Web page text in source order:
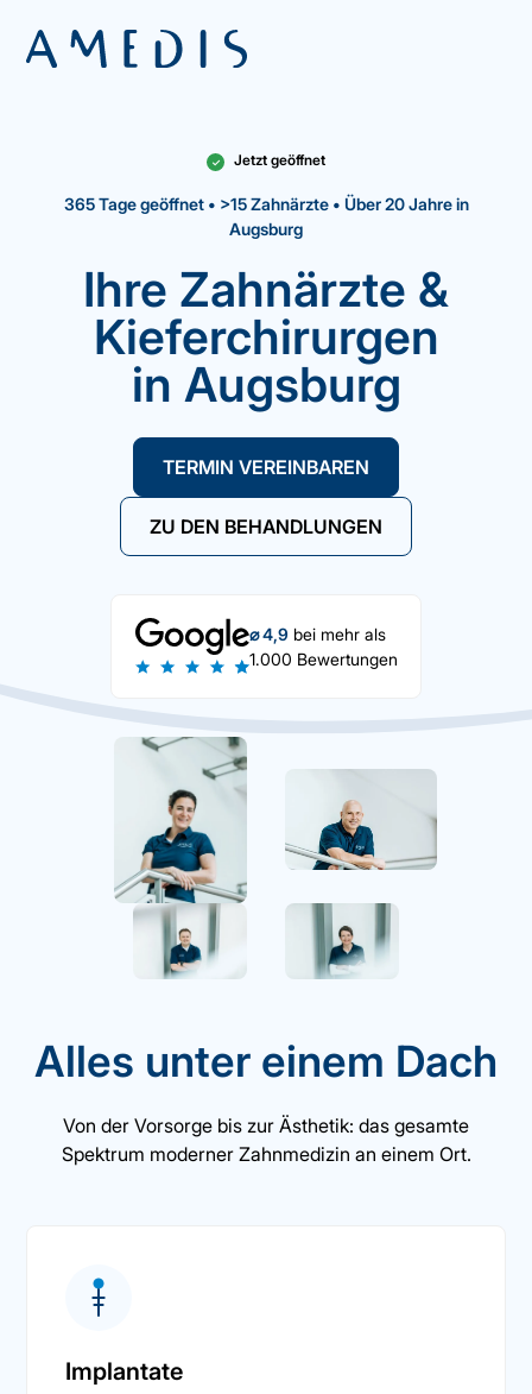
✓ Jetzt geöffnet
365 Tage geöffnet • >15 Zahnärzte • Über 20 Jahre in
Augsburg
Ihre Zahnärzte &
Kieferchirurgen
in Augsburg
TERMIN VEREINBAREN
ZU DEN BEHANDLUNGEN
⌀ 4,9 bei mehr als
1.000 Bewertungen
Alles unter einem Dach
Von der Vorsorge bis zur Ästhetik: das gesamte
Spektrum moderner Zahnmedizin an einem Ort.
Implantate